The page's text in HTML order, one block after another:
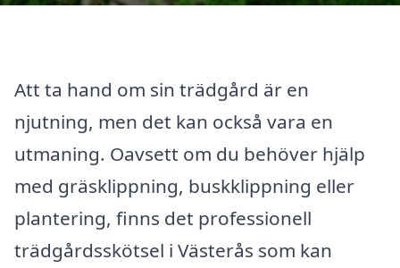
Att ta hand om sin trädgård är en
njutning, men det kan också vara en
utmaning. Oavsett om du behöver hjälp
med gräsklippning, buskklippning eller
plantering, finns det professionell
trädgårdsskötsel i Västerås som kan